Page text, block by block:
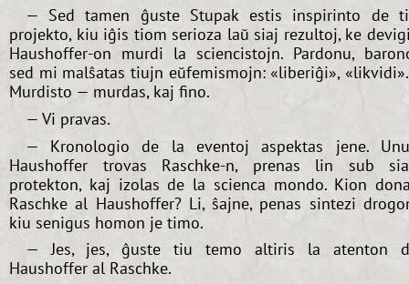
— Sed tamen ĝuste Stupak estis inspirinto de
projekto, kiu iĝis tiom serioza laŭ siaj rezultoj, ke
Haushoffer-on murdi la sciencistojn. Pardonu,
sed mi malŝatas tiujn eŭfemismojn: «liberiĝi»,
Murdisto — murdas, kaj fino.
— Vi pravas.
— Kronologio de la eventoj aspektas jene.
Haushoffer trovas Raschke-n, prenas lin sub
protekton, kaj izolas de la scienca mondo. Kion
Raschke al Haushoffer? Li, ŝajne, penas sintezi
kiu senigus homon je timo.
— Jes, jes, ĝuste tiu temo altiris la atenton
Haushoffer al Raschke.